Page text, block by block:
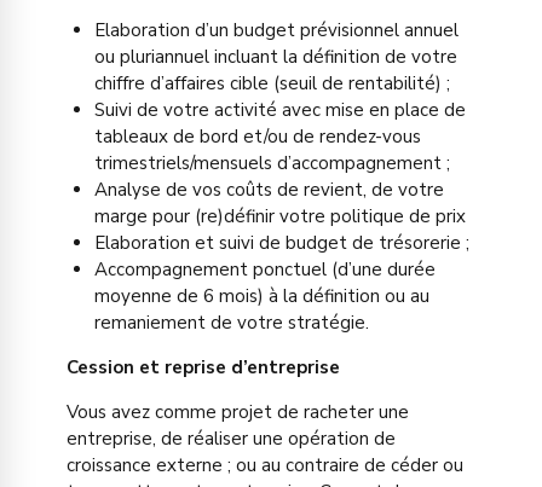
Elaboration d’un budget prévisionnel annuel
ou pluriannuel incluant la définition de votre
chiffre d’affaires cible (seuil de rentabilité) ;
Suivi de votre activité avec mise en place de
tableaux de bord et/ou de rendez-vous
trimestriels/mensuels d’accompagnement ;
Analyse de vos coûts de revient, de votre
marge pour (re)définir votre politique de prix
Elaboration et suivi de budget de trésorerie ;
Accompagnement ponctuel (d’une durée
moyenne de 6 mois) à la définition ou au
remaniement de votre stratégie.
Cession et reprise d’entreprise
Vous avez comme projet de racheter une
entreprise, de réaliser une opération de
croissance externe ; ou au contraire de céder ou